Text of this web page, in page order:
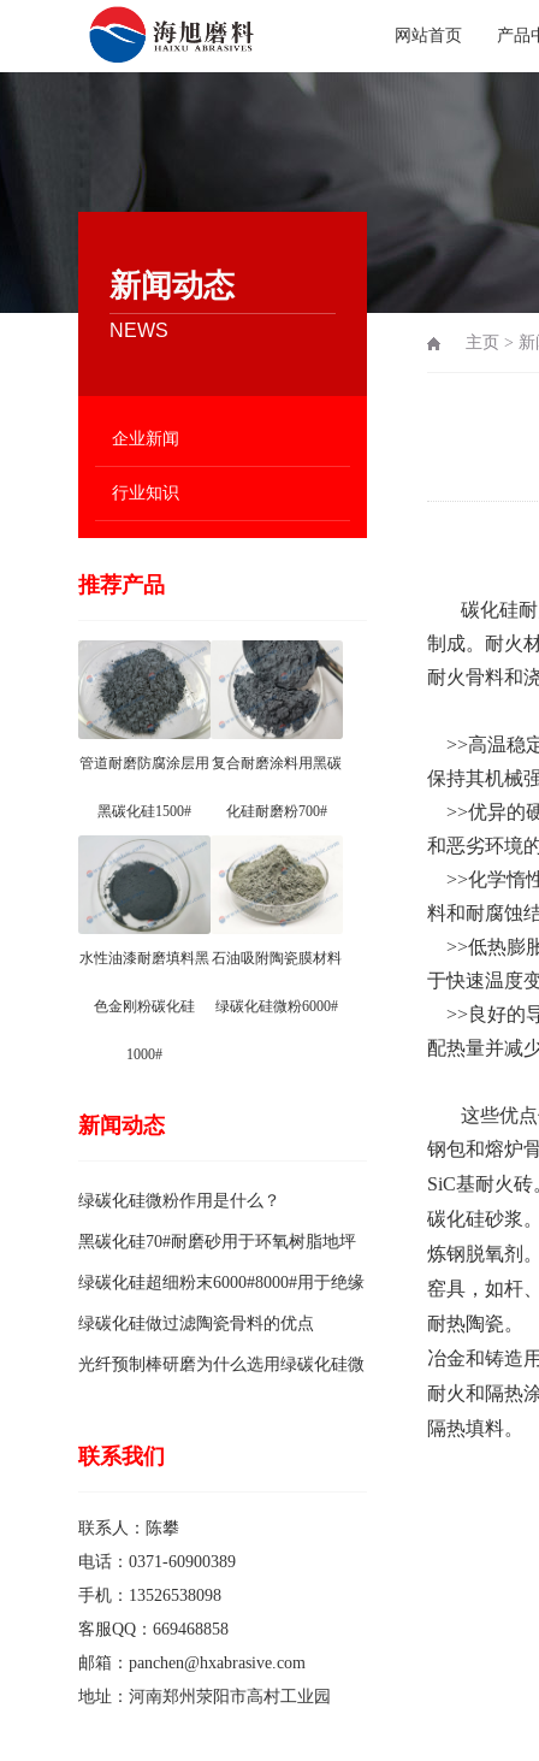
网站首页 产品
新闻动态
NEWS
企业新闻
行业知识
推荐产品
管道耐磨防腐涂层用
黑碳化硅1500#
复合耐磨涂料用黑碳
化硅耐磨粉700#
水性油漆耐磨填料黑
色金刚粉碳化硅
1000#
石油吸附陶瓷膜材料
绿碳化硅微粉6000#
新闻动态
绿碳化硅微粉作用是什么？
黑碳化硅70#耐磨砂用于环氧树脂地坪
骨料的特点有哪些？
绿碳化硅超细粉末6000#8000#用于绝缘
涂料的优点
绿碳化硅做过滤陶瓷骨料的优点
光纤预制棒研磨为什么选用绿碳化硅微
联系我们
联系人：陈攀
电话：0371-60900389
手机：13526538098
客服QQ：669468858
邮箱：panchen@hxabrasive.com
地址：河南郑州荥阳市高村工业园
主页 >
碳化硅耐
制成。耐火
耐火骨料和
>>高温稳
保持其机械
>>优异的
和恶劣环境
>>化学惰
料和耐腐蚀
>>低热膨
于快速温度
>>良好的
配热量并减
这些优点
钢包和熔炉
SiC基耐火砖
碳化硅砂浆
炼钢脱氧剂
窑具，如杆
耐热陶瓷。
冶金和铸造
耐火和隔热
隔热填料。